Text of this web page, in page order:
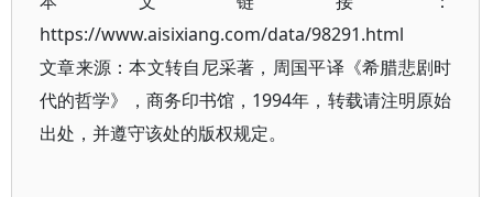
https://www.aisixiang.com/data/98291.html
文章来源：本文转自尼采著，周国平译《希腊悲剧时
代的哲学》，商务印书馆，1994年，转载请注明原始
出处，并遵守该处的版权规定。